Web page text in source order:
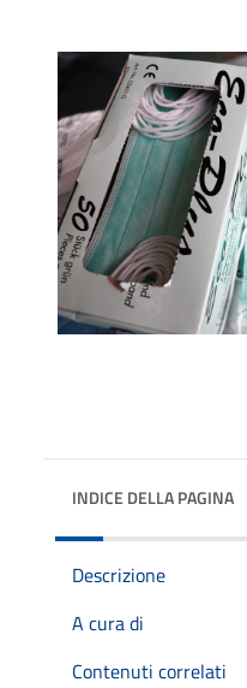
INDICE DELLA PAGINA
Descrizione
A cura di
Contenuti correlati